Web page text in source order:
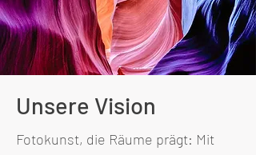
Unsere Vision
Fotokunst, die Räume prägt: Mit